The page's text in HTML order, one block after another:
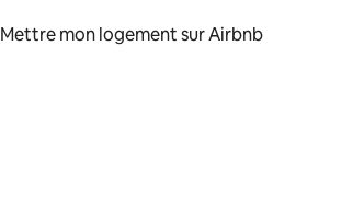
Mettre mon logement sur Airbnb